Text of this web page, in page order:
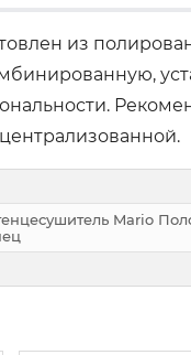
из
Mario